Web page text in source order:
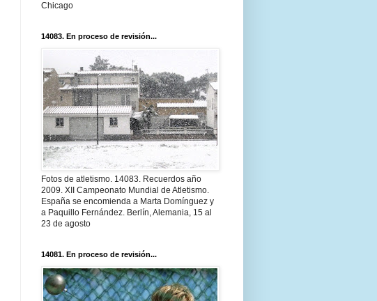
Chicago
14083. En proceso de revisión...
Fotos de atletismo. 14083. Recuerdos año
2009. XII Campeonato Mundial de Atletismo.
España se encomienda a Marta Domínguez y
a Paquillo Fernández. Berlín, Alemania, 15 al
23 de agosto
14081. En proceso de revisión...